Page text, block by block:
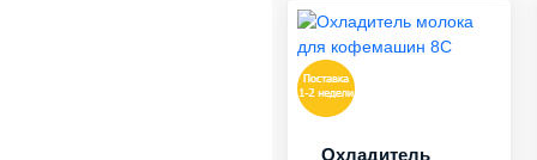
Охладитель